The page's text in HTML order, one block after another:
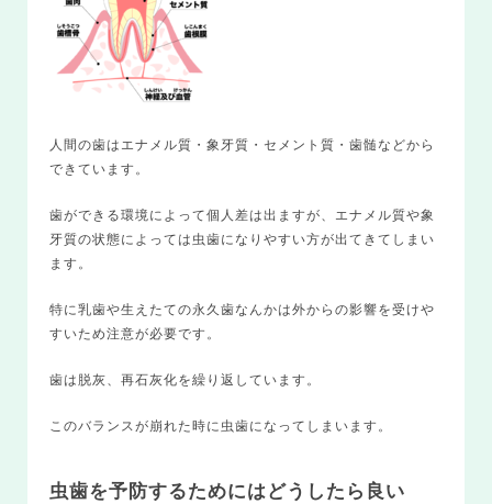
人間の歯はエナメル質・象牙質・セメント質・歯髄などから
できています。
歯ができる環境によって個人差は出ますが、エナメル質や象
牙質の状態によっては虫歯になりやすい方が出てきてしまい
ます。
特に乳歯や生えたての永久歯なんかは外からの影響を受けや
すいため注意が必要です。
歯は脱灰、再石灰化を繰り返しています。
このバランスが崩れた時に虫歯になってしまいます。
虫歯を予防するためにはどうしたら良い